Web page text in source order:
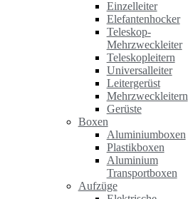
Einzelleiter
Elefantenhocker
Teleskop-
Mehrzweckleiter
Teleskopleitern
Universalleiter
Leitergerüst
Mehrzweckleitern
Gerüste
Boxen
Aluminiumboxen
Plastikboxen
Aluminium
Transportboxen
Aufzüge